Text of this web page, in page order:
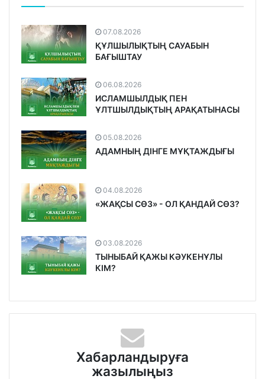
07.08.2026
ҚҰЛШЫЛЫҚТЫҢ САУАБЫН
БАҒЫШТАУ
06.08.2026
ИСЛАМШЫЛДЫҚ ПЕН
ҰЛТШЫЛДЫҚТЫҢ АРАҚАТЫНАСЫ
05.08.2026
АДАМНЫҢ ДІНГЕ МҰҚТАЖДЫҒЫ
04.08.2026
«ЖАҚСЫ СӨЗ» - ОЛ ҚАНДАЙ СӨЗ?
03.08.2026
ТЫНЫБАЙ ҚАЖЫ КӘУКЕНҰЛЫ
КІМ?
Хабарландыруға
жазылыңыз